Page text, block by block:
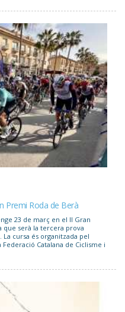
Premi Roda de Berà
23 de març en el II Gran
que serà la tercera prova
La cursa és organitzada pel
Catalana de Ciclisme i